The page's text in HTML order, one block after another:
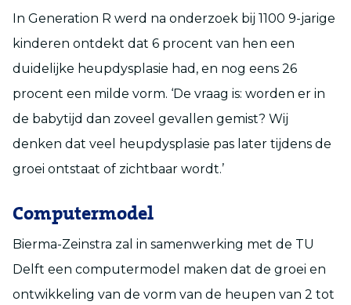
In Generation R werd na onderzoek bij 1100 9-jarige
kinderen ontdekt dat 6 procent van hen een
duidelijke heupdysplasie had, en nog eens 26
procent een milde vorm. ‘De vraag is: worden er in
de babytijd dan zoveel gevallen gemist? Wij
denken dat veel heupdysplasie pas later tijdens de
groei ontstaat of zichtbaar wordt.’
Computermodel
Bierma-Zeinstra zal in samenwerking met de TU
Delft een computermodel maken dat de groei en
ontwikkeling van de vorm van de heupen van 2 tot